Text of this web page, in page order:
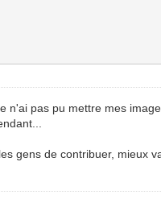
pas pu mettre mes
gens de contribuer, mieux